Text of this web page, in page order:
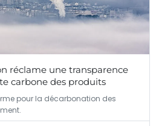
réclame une transparence
carbone des produits
pour la décarbonation des